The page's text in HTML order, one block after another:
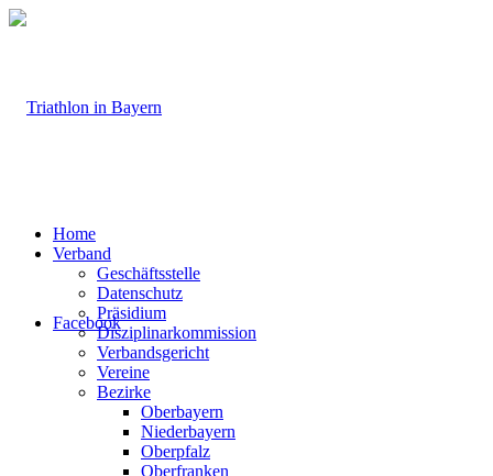
Facebook
Home
Verband
Geschäftsstelle
Datenschutz
Präsidium
Disziplinarkommission
Verbandsgericht
Vereine
Bezirke
Oberbayern
Niederbayern
Oberpfalz
Oberfranken